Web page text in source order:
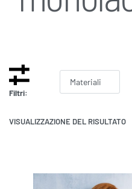
Filtri:
Materiali
VISUALIZZAZIONE DEL RISULTATO